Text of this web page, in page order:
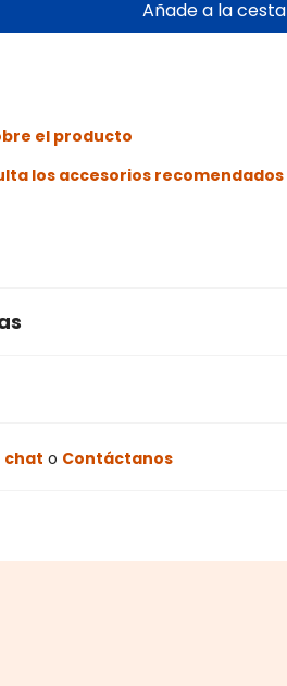
Añade a la cesta
el producto
los accesorios recomendados
chat o Contáctanos